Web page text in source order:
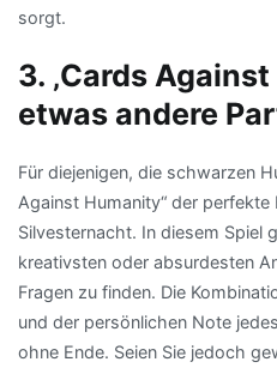
sorgt.
3. ‚Cards
etwas andere
Für diejenigen, die schwarzen
Against Humanity“ der perfekte
Silvesternacht. In diesem Spiel
kreativsten oder absurdesten
Fragen zu finden. Die
und der persönlichen Note
ohne Ende. Seien Sie jedoch